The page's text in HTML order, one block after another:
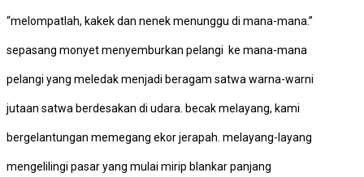
“melompatlah, kakek dan nenek menunggu di mana-mana.”
sepasang monyet menyemburkan pelangi ke mana-mana
pelangi yang meledak menjadi beragam satwa warna-warni
jutaan satwa berdesakan di udara. becak melayang, kami
bergelantungan memegang ekor jerapah. melayang-layang
mengelilingi pasar yang mulai mirip blankar panjang